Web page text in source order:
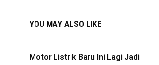
YOU MAY ALSO LIKE
Motor Listrik Baru Ini Lagi Jadi